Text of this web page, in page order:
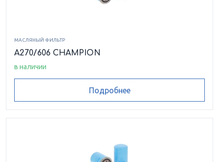
МАСЛЯНЫЙ ФИЛЬТР
A270/606 CHAMPION
в наличии
Подробнее